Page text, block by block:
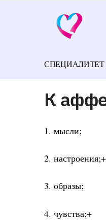
СПЕЦИАЛИТЕТ
К
1. мысли;
2. настроения;+
3. образы;
4. чувства;+